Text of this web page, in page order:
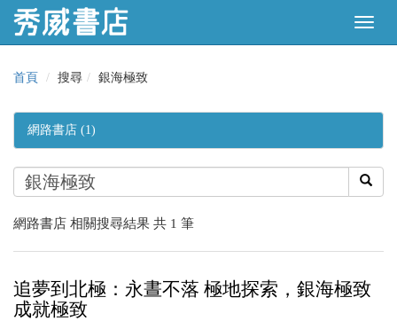
首頁 搜尋 銀海極致
網路書店 (1)
網路書店 相關搜尋結果 共 1 筆
追夢到北極：永晝不落 極地探索，銀海極致
成就極致